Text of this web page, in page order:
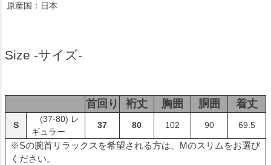
原産国：日本
Size -サイズ-
首回り 裄丈 胸囲 胴囲 着丈
S
(37-80) レ
ギュラー
37 80 102 90 69.5
※Sの腕首リラックスを希望される方は、Mのスリムをお選び
ください。